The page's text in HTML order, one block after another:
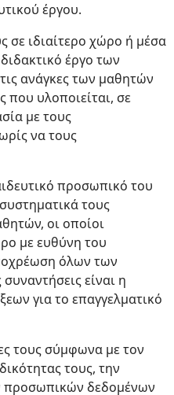
έργου.
σε ιδιαίτερο χώρο ή μέσα
έργο των
ανάγκες των μαθητών
που υλοποιείται, σε
με τους
να τους
προσωπικό του
τους
οι οποίοι
με ευθύνη του
όλων των
είναι η
για το επαγγελματικό
τους σύμφωνα με τον
τους, την
δεδομένων